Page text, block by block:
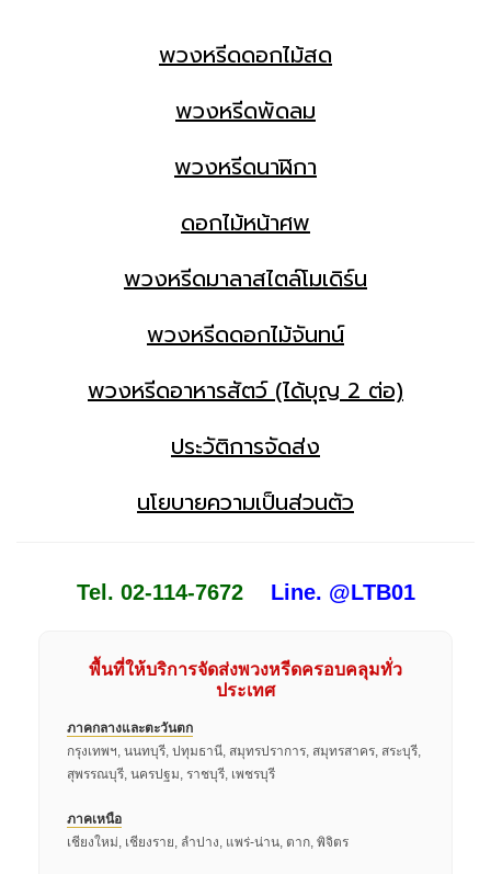
พวงหรีดดอกไม้สด
พวงหรีดพัดลม
พวงหรีดนาฬิกา
ดอกไม้หน้าศพ
พวงหรีดมาลาสไตล์โมเดิร์น
พวงหรีดดอกไม้จันทน์
พวงหรีดอาหารสัตว์ (ได้บุญ 2 ต่อ)
ประวัติการจัดส่ง
นโยบายความเป็นส่วนตัว
Tel. 02-114-7672 Line. @LTB01
พื้นที่ให้บริการจัดส่งพวงหรีดครอบคลุมทั่ว
ประเทศ
ภาคกลางและตะวันตก
กรุงเทพฯ, นนทบุรี, ปทุมธานี, สมุทรปราการ, สมุทรสาคร, สระบุรี,
สุพรรณบุรี, นครปฐม, ราชบุรี, เพชรบุรี
ภาคเหนือ
เชียงใหม่, เชียงราย, ลำปาง, แพร่-น่าน, ตาก, พิจิตร